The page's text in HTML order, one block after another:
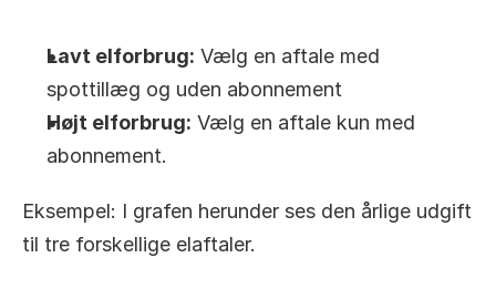
Lavt elforbrug: Vælg en aftale med
spottillæg og uden abonnement
Højt elforbrug: Vælg en aftale kun med
abonnement.
Eksempel: I grafen herunder ses den årlige udgift
til tre forskellige elaftaler.